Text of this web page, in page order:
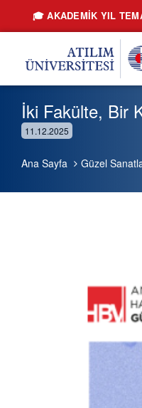
🎓 AKADEMİK YIL
İki Fakülte, Bir
11.12.2025
Ana Sayfa Güzel